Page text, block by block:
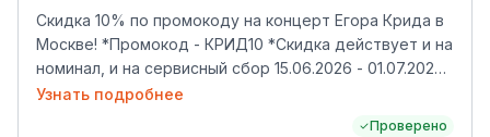
Скидка 10% по промокоду на концерт Егора Крида в
Москве! *Промокод - КРИД10 *Скидка действует и на
номинал, и на сервисный сбор 15.06.2026 - 01.07.2026
Баннеры -
Узнать подробнее
Проверено